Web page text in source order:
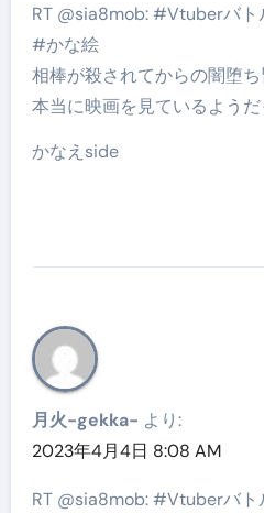
RT @sia8mob: #Vtuberバト
#かな絵
相棒が殺されてからの闇堕ち
本当に映画を見ているようだ
かなえside
月火-gekka- より:
2023年4月4日 8:08 AM
RT @sia8mob: #Vtuberバト